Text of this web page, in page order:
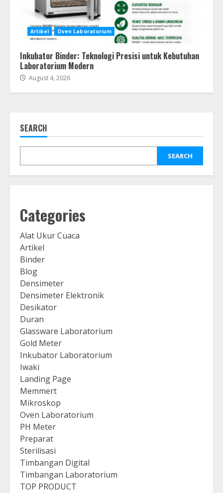
Artikel Oven Laboratorium
Inkubator Binder: Teknologi Presisi untuk Kebutuhan
Laboratorium Modern
August 4, 2026
SEARCH
SEARCH
Categories
Alat Ukur Cuaca
Artikel
Binder
Blog
Densimeter
Densimeter Elektronik
Desikator
Duran
Glassware Laboratorium
Gold Meter
Inkubator Laboratorium
Iwaki
Landing Page
Memmert
Mikroskop
Oven Laboratorium
PH Meter
Preparat
Sterilisasi
Timbangan Digital
Timbangan Laboratorium
TOP PRODUCT